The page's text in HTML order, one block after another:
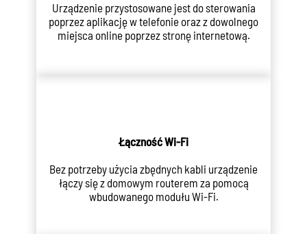
Urządzenie przystosowane jest do sterowania
poprzez aplikację w telefonie oraz z dowolnego
miejsca online poprzez stronę internetową.
Łączność Wi-Fi
Bez potrzeby użycia zbędnych kabli urządzenie
łączy się z domowym routerem za pomocą
wbudowanego modułu Wi-Fi.